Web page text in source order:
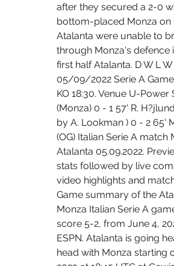
after they secured a 2-0
bottom-placed Monza on
Atalanta were unable to
through Monza's defence
first half Atalanta. D W L W
05/09/2022 Serie A
KO 18:30. Venue U-Power
(Monza) 0 - 1 57' R.
by A. Lookman ) 0 - 2 65'
(OG) Italian Serie A match
Atalanta 05.09.2022.
stats followed by live
video highlights and
Game summary of the
Monza Italian Serie A
score 5-2, from June 4,
ESPN. Atalanta is going
head with Monza starting